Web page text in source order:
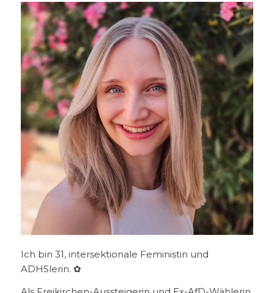
Ich bin 31, intersektionale Feministin und
ADHSlerin. ✿